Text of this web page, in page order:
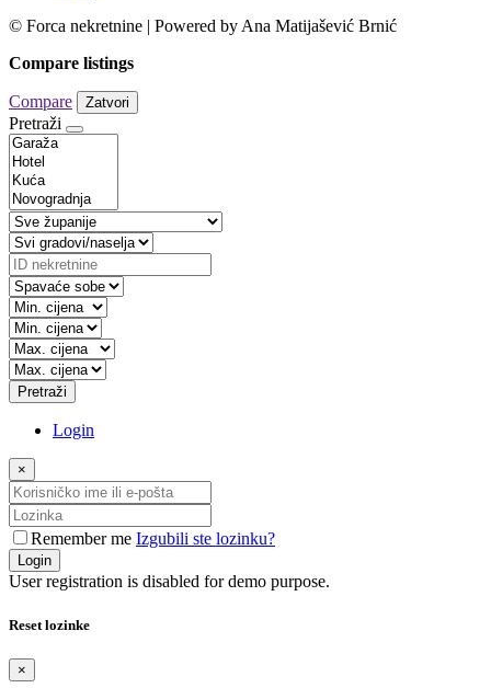
© Forca nekretnine | Powered by Ana Matijašević Brnić
Compare listings
Compare Zatvori
Pretraži
Pretraži
Login
×
Remember me Izgubili ste lozinku?
Login
User registration is disabled for demo purpose.
Reset lozinke
×